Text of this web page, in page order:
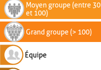
Moyen groupe (entre 30
et 100)
Grand groupe (> 100)
Équipe